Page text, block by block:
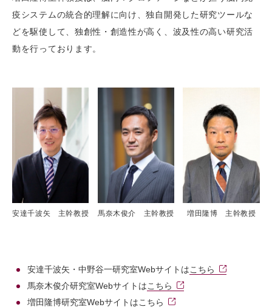
疫システムの統合的理解に向け、独自開発した研究ツールな
どを駆使して、独創性・創造性が高く、波及性の高い研究活
動を行っております。
安達千波矢 主幹教授 馬奈木俊介 主幹教授 増田隆博 主幹教授
安達千波矢・中野谷一研究室Webサイトはこちら
馬奈木俊介研究室Webサイトはこちら
増田隆博研究室Webサイトはこちら